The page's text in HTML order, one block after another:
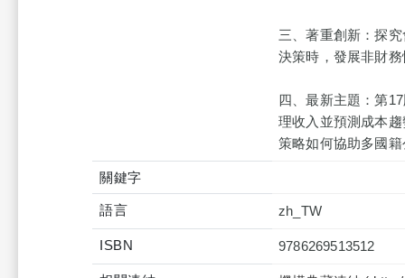
三、著重創新：探
決策時，發展非財
四、最新主題：第
理收入並預測成本
策略如何協助多國
關鍵字
語言 zh_TW
ISBN 9786269513512